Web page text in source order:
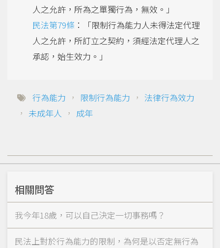
人之允許，所為之單獨行為，無效。」
民法第79條 ：「限制行為能力人未得法定代理
人之允許，所訂立之契約，須經法定代理人之
承認，始生效力。」
行為能力 ， 限制行為能力 ， 法律行為效力
， 未成年人 ， 成年
相關問答
我今年18歲，可以自己決定一切事務嗎？
民法上對於行為能力的限制，為何是以否定無行為